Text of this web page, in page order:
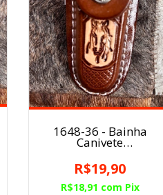
1648-36 - Bainha
Canivete
R$19,90
R$18,91 com Pix